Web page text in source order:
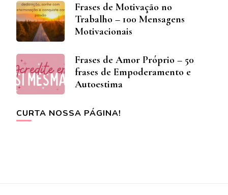
Frases de Motivação no
Trabalho – 100 Mensagens
Motivacionais
Frases de Amor Próprio – 50
frases de Empoderamento e
Autoestima
CURTA NOSSA PÁGINA!